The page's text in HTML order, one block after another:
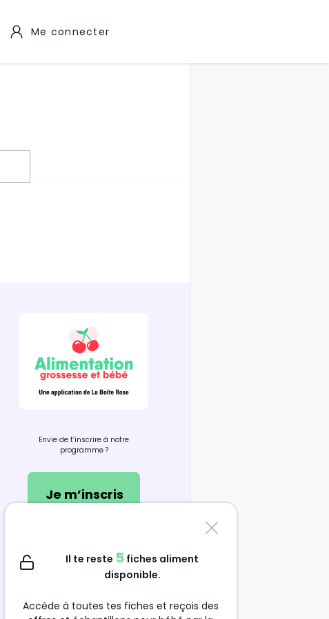
Me connecter
Envie de t’inscrire à notre
programme ?
Je m’inscris
support@alimentation-
Il te reste 5 fiches aliment
disponible.
Accède à toutes tes fiches et reçois des